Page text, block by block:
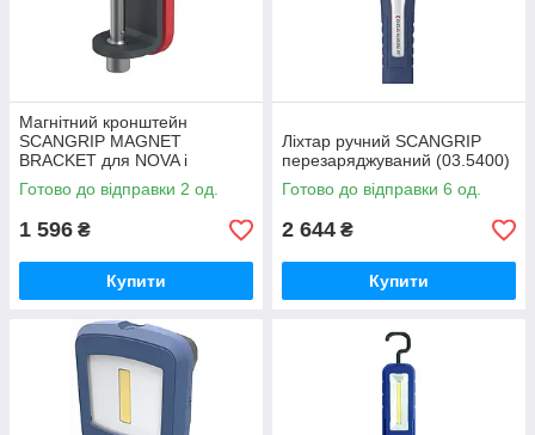
Магнітний кронштейн
SCANGRIP MAGNET
BRACKET для NOVA і
MULTIMATCH
Готово до відправки 2 од.
1 596 ₴
Купити
Ліхтар ручний SCANGRIP
перезаряджуваний (03.5400)
Готово до відправки 6 од.
2 644 ₴
Купити